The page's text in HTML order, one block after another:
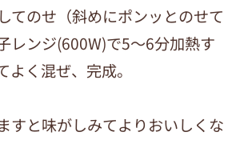
てのせ（斜めにポンッとのせて
レンジ(600W)で5～6分加熱す
よく混ぜ、完成。
すと味がしみてよりおいしくな